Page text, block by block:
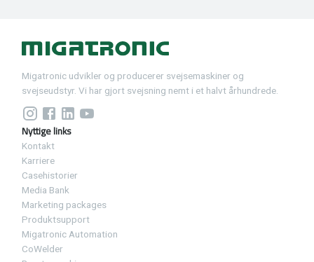
Migatronic udvikler og producerer svejsemaskiner og
svejseudstyr. Vi har gjort svejsning nemt i et halvt århundrede.
Nyttige links
Kontakt
Karriere
Casehistorier
Media Bank
Marketing packages
Produktsupport
Migatronic Automation
CoWelder